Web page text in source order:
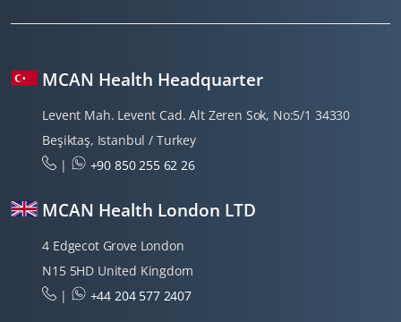
MCAN Health Headquarter
Levent Mah. Levent Cad. Alt Zeren Sok, No:5/1 34330
Beşiktaş, Istanbul / Turkey
|
+90 850 255 62 26
MCAN Health London LTD
4 Edgecot Grove London
N15 5HD United Kingdom
|
+44 204 577 2407